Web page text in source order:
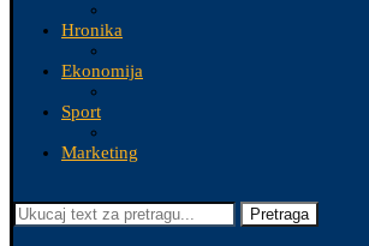
Hronika
Ekonomija
Sport
Marketing
Pretraga